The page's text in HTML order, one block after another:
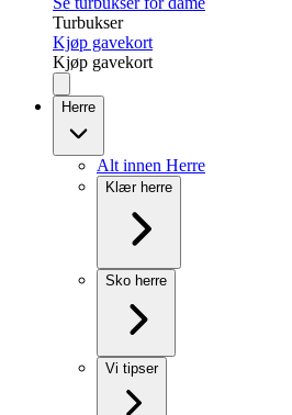
Turbukser
Kjøp gavekort
Kjøp gavekort
Herre
Alt innen Herre
Klær herre
Sko herre
Vi tipser